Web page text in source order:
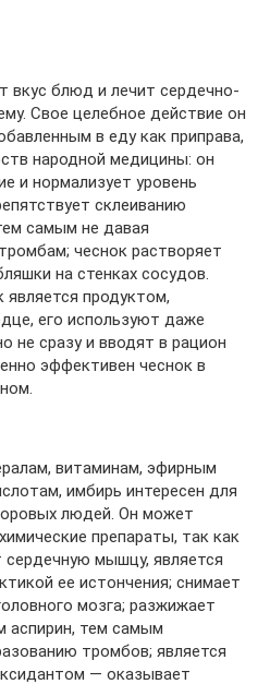
вкус блюд и лечит сердечно-
Свое целебное действие он
в еду как приправа,
народной медицины: он
и нормализует уровень
склеиванию
самым не давая
чеснок растворяет
на стенках сосудов.
является продуктом,
его используют даже
не сразу и вводят в рацион
эффективен чеснок в
витаминам, эфирным
имбирь интересен для
людей. Он может
препараты, так как
сердечную мышцу, является
ее истончения; снимает
мозга; разжижает
аспирин, тем самым
тромбов; является
— оказывает